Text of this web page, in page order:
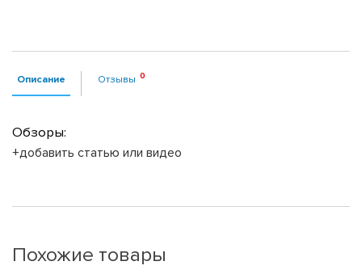
Описание Отзывы
Обзоры:
+добавить статью или видео
Похожие товары